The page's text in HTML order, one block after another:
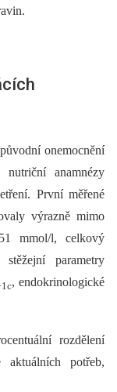
onemocnění
anamnézy
První měřené
výrazně mimo
mmol/l, celkový
parametry
1c, endokrinologické
rozdělení
potřeb,